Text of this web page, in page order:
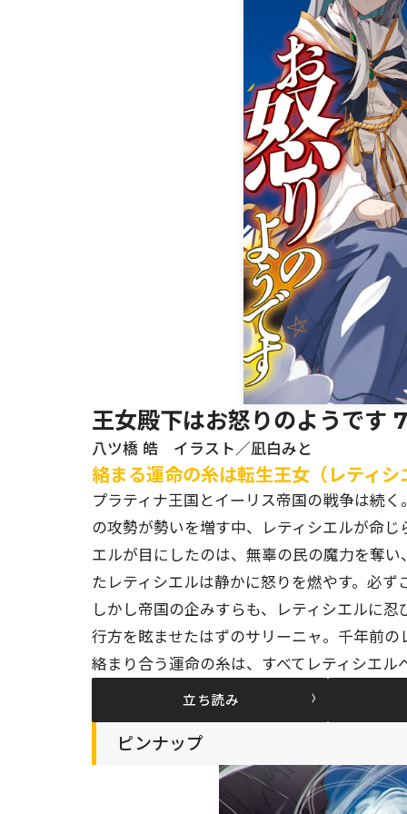
王女殿下はお怒りのようです 7
八ツ橋 皓 イラスト／凪白みと
絡まる運命の糸は転生王女（レティシ
プラティナ王国とイーリス帝国の戦争は続
の攻勢が勢いを増す中、レティシエルが命
エルが目にしたのは、無辜の民の魔力を奪
たレティシエルは静かに怒りを燃やす。必
しかし帝国の企みすらも、レティシエルに
行方を眩ませたはずのサリーニャ。千年前
絡まり合う運命の糸は、すべてレティシエルへ
立ち読み
ピンナップ